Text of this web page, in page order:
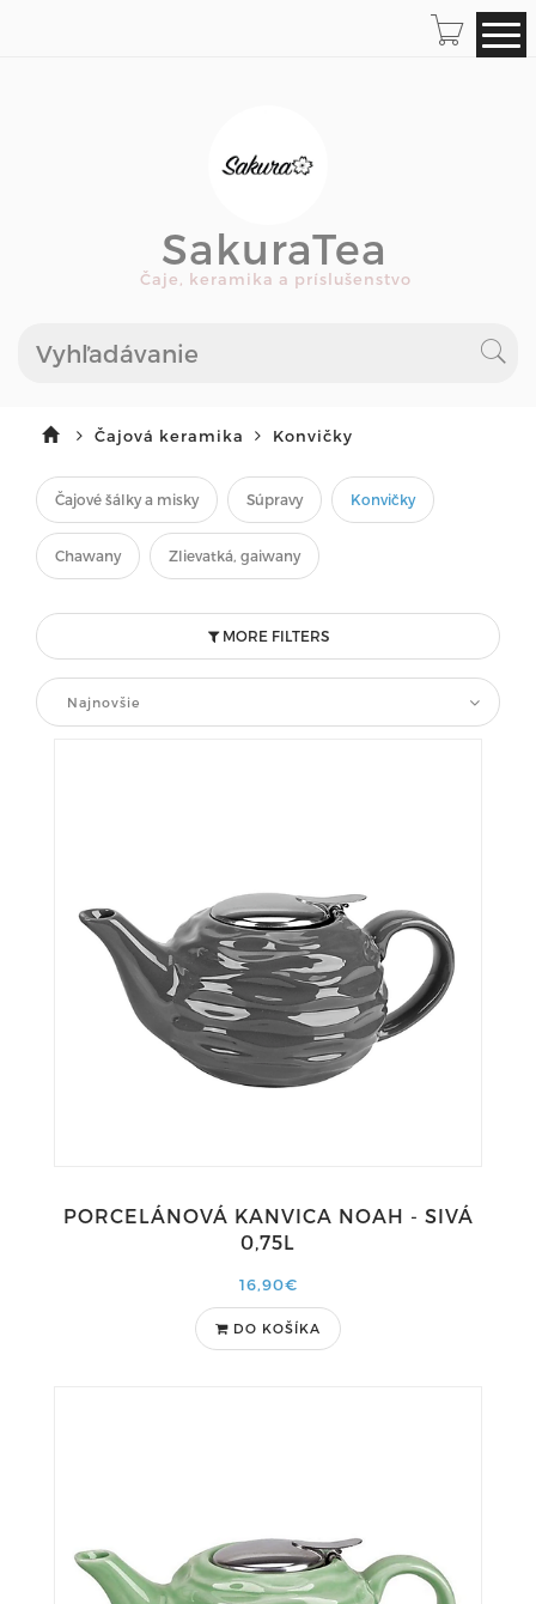
SakuraTea
Čaje, keramika a príslušenstvo
Čajová keramika Konvičky
Čajové šálky a misky Súpravy Konvičky
Chawany Zlievatká, gaiwany
MORE FILTERS
Najnovšie
PORCELÁNOVÁ KANVICA NOAH - SIVÁ
0,75L
16,90€
DO KOŠÍKA